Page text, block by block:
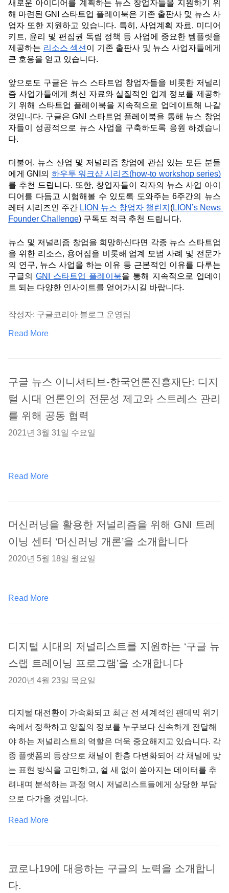
새로운 아이디어를 계획하는 뉴스 창업자들을 지원하기 위
해 마련된 GNI 스타트업 플레이북은 기존 출판사 및 뉴스 사
업자 또한 지원하고 있습니다. 특히, 사업계획 자료, 미디어
키트, 윤리 및 편집권 독립 정책 등 사업에 중요한 템플릿을
제공하는 리소스 섹션 이 기존 출판사 및 뉴스 사업자들에게
큰 호응을 얻고 있습니다.
앞으로도 구글은 뉴스 스타트업 창업자들을 비롯한 저널리
즘 사업가들에게 최신 자료와 실질적인 업계 정보를 제공하
기 위해 스타트업 플레이북을 지속적으로 업데이트해 나갈
것입니다. 구글은 GNI 스타트업 플레이북을 통해 뉴스 창업
자들이 성공적으로 뉴스 사업을 구축하도록 응원 하겠습니
다.
더불어, 뉴스 산업 및 저널리즘 창업에 관심 있는 모든 분들
에게 GNI의 하우투 워크샵 시리즈(how-to workshop series)
를 추천 드립니다. 또한, 창업자들이 각자의 뉴스 사업 아이
디어를 다듬고 시험해볼 수 있도록 도와주는 6주간의 뉴스
레터 시리즈인 주간 LION 뉴스 창업자 챌린지 (LION’s News
Founder Challenge) 구독도 적극 추천 드립니다.
뉴스 및 저널리즘 창업을 희망하신다면 각종 뉴스 스타트업
을 위한 리소스, 용어집을 비롯해 업계 모범 사례 및 전문가
의 연구, 뉴스 사업을 하는 이유 등 근본적인 이유를 다루는
구글의 GNI 스타트업 플레이북을 통해 지속적으로 업데이
트 되는 다양한 인사이트를 얻어가시길 바랍니다.
작성자: 구글코리아 블로그 운영팀
Read More
구글 뉴스 이니셔티브-한국언론진흥재단: 디지
털 시대 언론인의 전문성 제고와 스트레스 관리
를 위해 공동 협력
2021년 3월 31일 수요일
Read More
머신러닝을 활용한 저널리즘을 위해 GNI 트레
이닝 센터 ‘머신러닝 개론’을 소개합니다
2020년 5월 18일 월요일
Read More
디지털 시대의 저널리스트를 지원하는 ‘구글 뉴
스랩 트레이닝 프로그램’을 소개합니다
2020년 4월 23일 목요일
디지털 대전환이 가속화되고 최근 전 세계적인 팬데믹 위기
속에서 정확하고 양질의 정보를 누구보다 신속하게 전달해
야 하는 저널리스트의 역할은 더욱 중요해지고 있습니다. 각
종 플랫폼의 등장으로 채널이 한층 다변화되어 각 채널에 맞
는 표현 방식을 고민하고, 쉴 새 없이 쏟아지는 데이터를 추
려내며 분석하는 과정 역시 저널리스트들에게 상당한 부담
으로 다가올 것입니다.
Read More
코로나19에 대응하는 구글의 노력을 소개합니
다.